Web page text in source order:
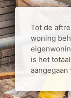
Tot de
woning
is het